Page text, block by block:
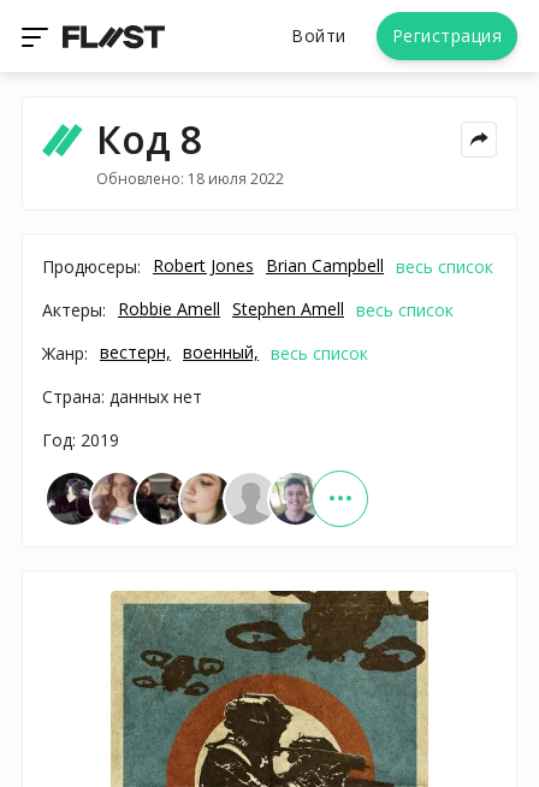
Войти Регистрация
Код 8
Обновлено: 18 июля 2022
Продюсеры: Robert Jones Brian Campbell весь список
Актеры:
Robbie Amell Stephen Amell весь список
Жанр: вестерн, военный, весь список
Страна: данных нет
Год: 2019